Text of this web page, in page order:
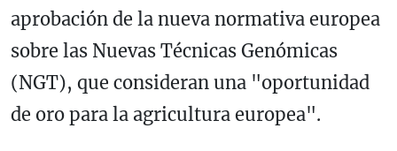
aprobación de la nueva normativa europea
sobre las Nuevas Técnicas Genómicas
(NGT), que consideran una "oportunidad
de oro para la agricultura europea".